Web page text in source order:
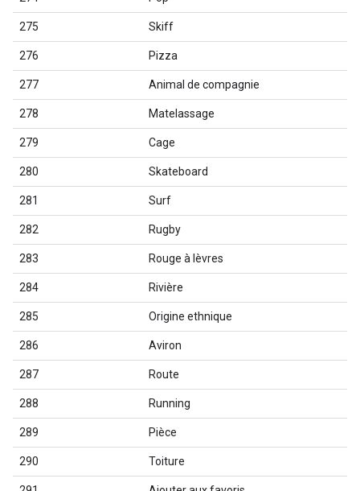
275 Skiff
276 Pizza
277 Animal de compagnie
278 Matelassage
279 Cage
280 Skateboard
281 Surf
282 Rugby
283 Rouge à lèvres
284 Rivière
285 Origine ethnique
286 Aviron
287 Route
288 Running
289 Pièce
290 Toiture